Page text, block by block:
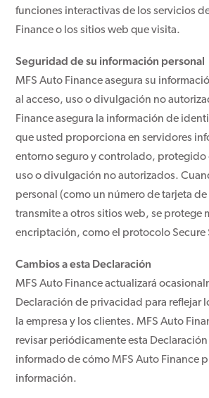
funciones interactivas de los servicios
Finance o los sitios web que visita.
Seguridad de su información personal
MFS Auto Finance asegura su
al acceso, uso o divulgación no
Finance asegura la información de
que usted proporciona en servidores
entorno seguro y controlado, protegido
uso o divulgación no autorizados.
personal (como un número de tarjeta
transmite a otros sitios web, se protege
encriptación, como el protocolo Secure
Cambios a esta Declaración
MFS Auto Finance actualizará
Declaración de privacidad para reflejar
la empresa y los clientes. MFS Auto
revisar periódicamente esta
informado de cómo MFS Auto Finance
información.